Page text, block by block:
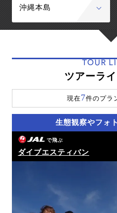
沖縄本島
TOUR
ツアーラ
現在7件のプラ
生態観察やフォ
で飛ぶ
ダイブエスティバン